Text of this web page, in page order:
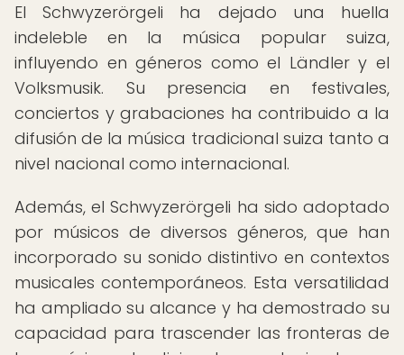
El Schwyzerörgeli ha dejado una huella
indeleble en la música popular suiza,
influyendo en géneros como el Ländler y el
Volksmusik. Su presencia en festivales,
conciertos y grabaciones ha contribuido a la
difusión de la música tradicional suiza tanto a
nivel nacional como internacional.
Además, el Schwyzerörgeli ha sido adoptado
por músicos de diversos géneros, que han
incorporado su sonido distintivo en contextos
musicales contemporáneos. Esta versatilidad
ha ampliado su alcance y ha demostrado su
capacidad para trascender las fronteras de